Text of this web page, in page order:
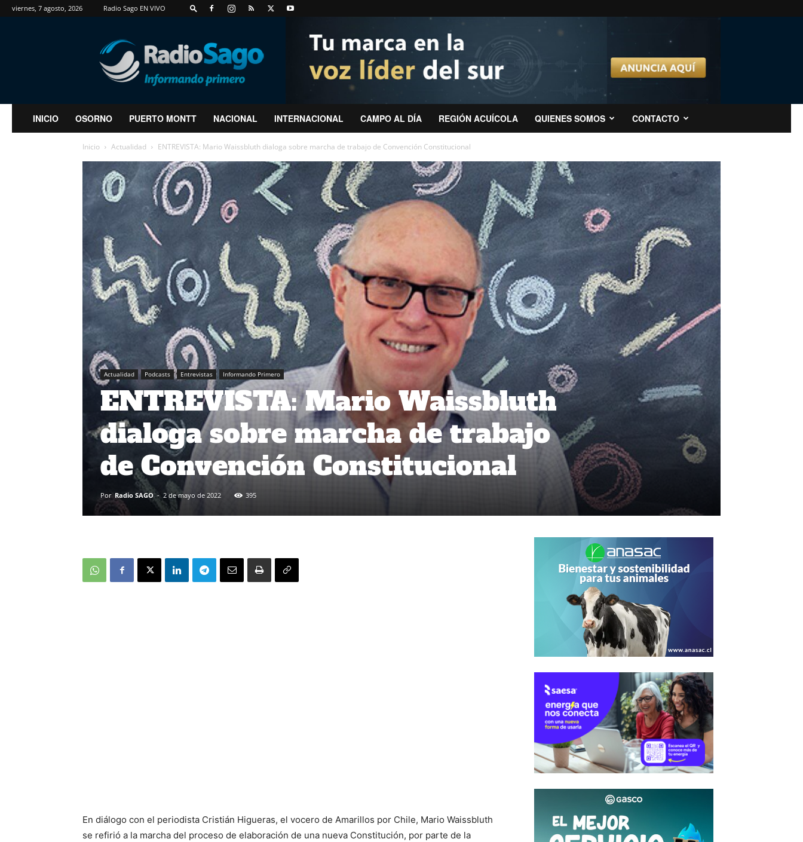
viernes, 7 agosto, 2026 Radio Sago EN VIVO
RadioSago
INICIO OSORNO PUERTO MONTT NACIONAL INTERNACIONAL CAMPO AL DÍA REGIÓN ACUÍCOLA QUIENES SOMOS CONTACTO
Inicio Actualidad ENTREVISTA: Mario Waissbluth dialoga sobre marcha de trabajo de Convención Constitucional
Actualidad Podcasts Entrevistas Informando Primero
ENTREVISTA: Mario Waissbluth
dialoga sobre marcha de trabajo
de Convención Constitucional
Por Radio SAGO - 2 de mayo de 2022 395
En diálogo con el periodista Cristián Higueras, el vocero de Amarillos por Chile, Mario Waissbluth
se refirió a la marcha del proceso de elaboración de una nueva Constitución, por parte de la